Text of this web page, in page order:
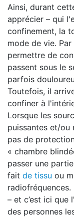
Ainsi, durant
apprécier – qui
confinement, la
mode de vie.
permettre de
passent sous le
parfois
Toutefois, il
confiner à
Lorsque les
puissantes et/ou
pas de
« chambre
passer une
fait de tissu ou
– et c’est ici
des personnes